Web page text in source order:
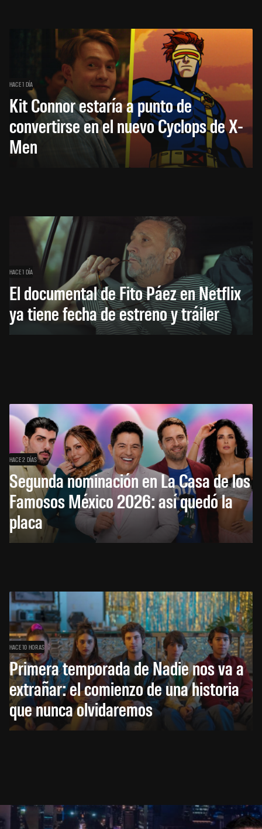
HACE 1 DÍA
Kit Connor estaría a punto de
convertirse en el nuevo Cyclops de X-
Men
HACE 1 DÍA
El documental de Fito Páez en Netflix
ya tiene fecha de estreno y tráiler
HACE 2 DÍAS
Segunda nominación en La Casa de los
Famosos México 2026: así quedó la
placa
HACE 10 HORAS
Primera temporada de Nadie nos va a
extrañar: el comienzo de una historia
que nunca olvidaremos